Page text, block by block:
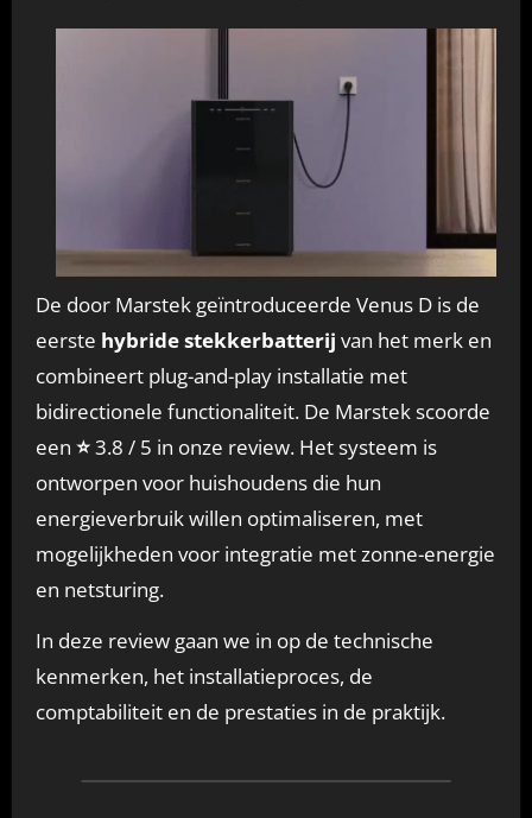
De door Marstek geïntroduceerde Venus D is de
eerste hybride stekkerbatterij van het merk en
combineert plug-and-play installatie met
bidirectionele functionaliteit. De Marstek scoorde
een ⭐3.8 / 5 in onze review. Het systeem is
ontworpen voor huishoudens die hun
energieverbruik willen optimaliseren, met
mogelijkheden voor integratie met zonne-energie
en netsturing.
In deze review gaan we in op de technische
kenmerken, het installatieproces, de
comptabiliteit en de prestaties in de praktijk.